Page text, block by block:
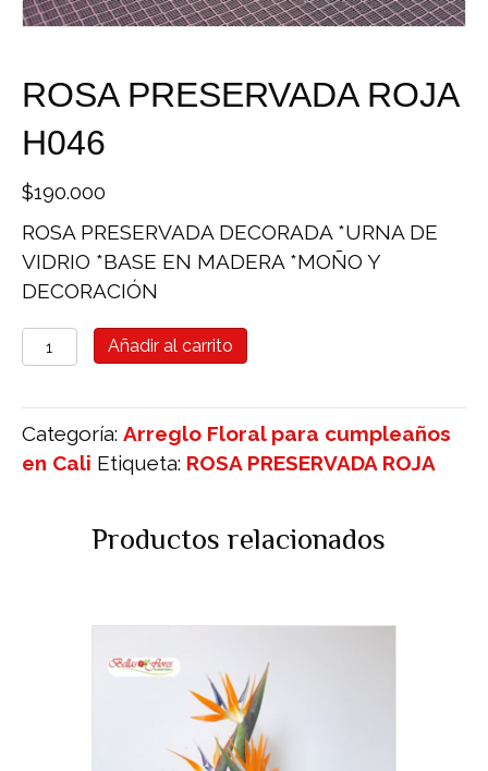
ROSA PRESERVADA ROJA
H046
$190.000
ROSA PRESERVADA DECORADA *URNA DE
VIDRIO *BASE EN MADERA *MOÑO Y
DECORACIÓN
ROSA
PRESERVADA
H046
cantidad
Añadir al carrito
Categoría: Arreglo Floral para cumpleaños
en Cali Etiqueta: ROSA PRESERVADA ROJA
Productos relacionados